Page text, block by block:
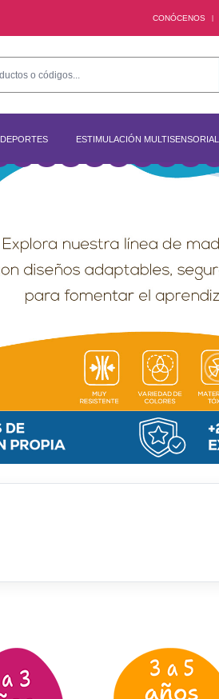
CONÓCENOS |
DEPORTES ESTIMULACIÓN MULTISENSORIAL